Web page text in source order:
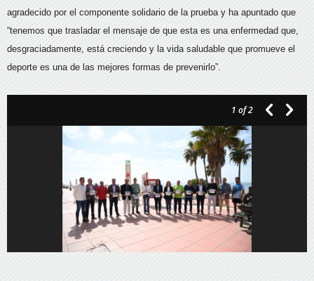
agradecido por el componente solidario de la prueba y ha apuntado que
“tenemos que trasladar el mensaje de que esta es una enfermedad que,
desgraciadamente, está creciendo y la vida saludable que promueve el
deporte es una de las mejores formas de prevenirlo”.
1 of 2